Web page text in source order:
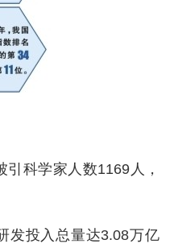
科学家人数1169人，
发投入总量达3.08万亿